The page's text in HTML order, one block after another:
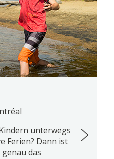
unterwegs
Ferien? Dann ist
das